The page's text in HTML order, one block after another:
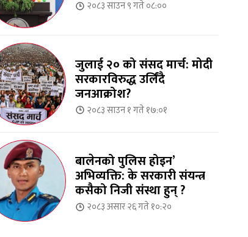
२०८३ साउन ९ गते ०८:००
जुलाई २० को संसद मार्च: मोदी
सरकारविरुद्ध उर्लिंदै
जनआक्रोश?
२०८३ साउन १ गते १७:०१
बालेनको पुलिस होइन’
अभिव्यक्ति: के सरकारी संयन्त्र
कसैको निजी संस्था हुन् ?
२०८३ असार २६ गते १०:२०